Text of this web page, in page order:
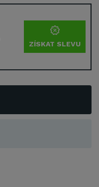
ZÍSKAT SLEVU